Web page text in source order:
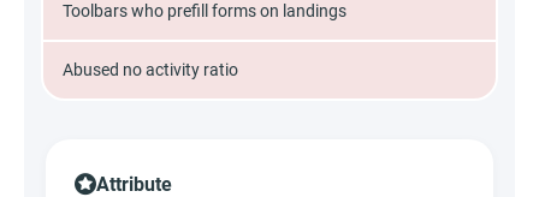
Toolbars who prefill forms on landings
Abused no activity ratio
Attribute